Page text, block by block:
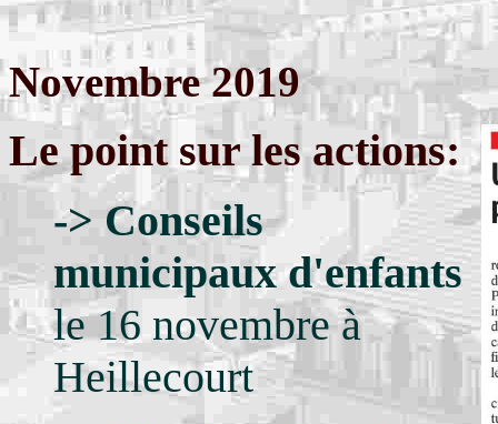
Novembre 2019
Le point sur les actions:
-> Conseils
municipaux d'enfants
le 16 novembre à
Heillecourt